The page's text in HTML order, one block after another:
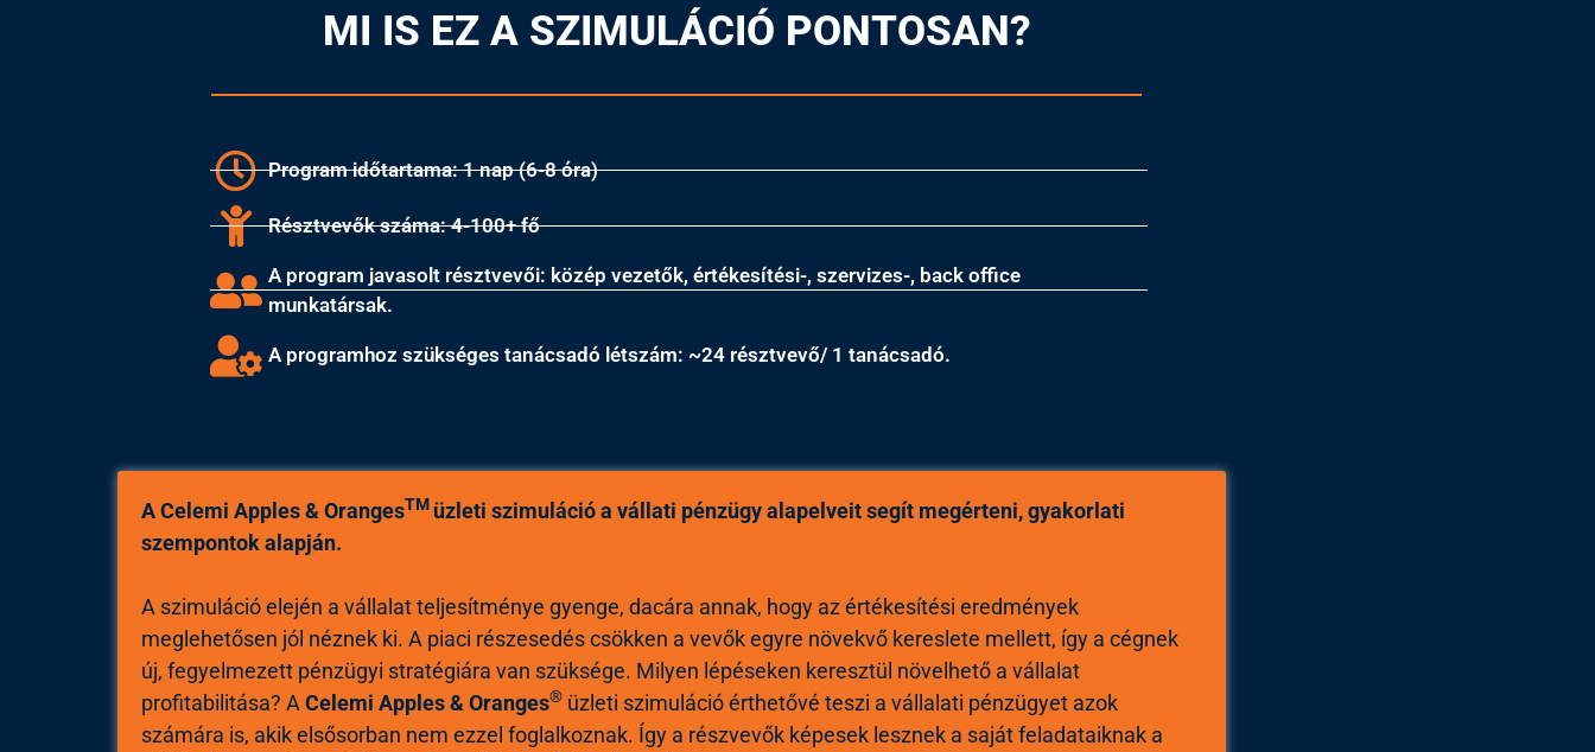
MI IS EZ A SZIMULÁCIÓ PONTOSAN?
Program időtartama: 1 nap (6-8 óra)
Résztvevők száma: 4-100+ fő
A program javasolt résztvevői: közép vezetők, értékesítési-, szervizes-, back office
munkatársak.
A programhoz szükséges tanácsadó létszám: ~24 résztvevő/ 1 tanácsadó.
A Celemi Apples & OrangesTM üzleti szimuláció a vállati pénzügy alapelveit segít megérteni, gyakorlati
szempontok alapján.
A szimuláció elején a vállalat teljesítménye gyenge, dacára annak, hogy az értékesítési eredmények
meglehetősen jól néznek ki. A piaci részesedés csökken a vevők egyre növekvő kereslete mellett, így a cégnek
új, fegyelmezett pénzügyi stratégiára van szüksége. Milyen lépéseken keresztül növelhető a vállalat
profitabilitása? ACelemi Apples & Oranges® üzleti szimuláció érthetővé teszi a vállalati pénzügyet azok
számára is, akik elsősorban nem ezzel foglalkoznak. Így a részvevők képesek lesznek a saját feladataiknak a